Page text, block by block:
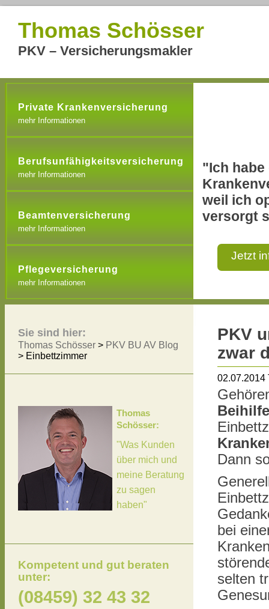
Thomas Schösser
PKV – Versicherungsmakler
Private Krankenversicherung
mehr Informationen
Berufsunfähigkeitsversicherung
mehr Informationen
Beamtenversicherung
mehr Informationen
Pflegeversicherung
mehr Informationen
"Ich habe
weil ich
versorgt
Jetzt
PKV
zwar
02.07.2014
Dann
bei
selten
Sie sind hier:
Thomas Schösser > PKV BU AV Blog
> Einbettzimmer
Thomas
Schösser:
"Was Kunden
über mich und
meine Beratung
zu sagen
haben"
Kompetent und gut beraten
unter:
(08459) 32 43 32